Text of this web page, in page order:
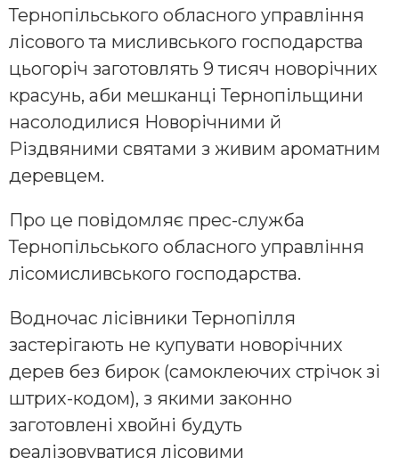
Тернопільського обласного управління
лісового та мисливського господарства
цьогоріч заготовлять 9 тисяч новорічних
красунь, аби мешканці Тернопільщини
насолодилися Новорічними й
Різдвяними святами з живим ароматним
деревцем.
Про це повідомляє прес-служба
Тернопільського обласного управління
лісомисливського господарства.
Водночас лісівники Тернопілля
застерігають не купувати новорічних
дерев без бирок (самоклеючих стрічок зі
штрих-кодом), з якими законно
заготовлені хвойні будуть
реалізовуватися лісовими